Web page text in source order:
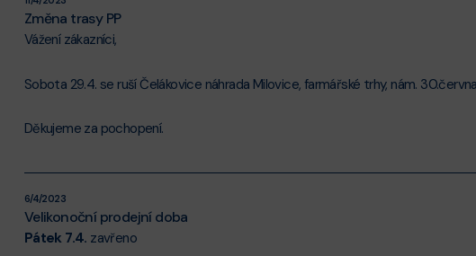
Změna trasy PP
Vážení zákazníci,
Sobota 29.4. se ruší Čelákovice náhrada Milovice, farmářské trhy, nám.
Děkujeme za pochopení.
6/4/2023
Velikonoční prodejní doba
Pátek 7.4. zavřeno